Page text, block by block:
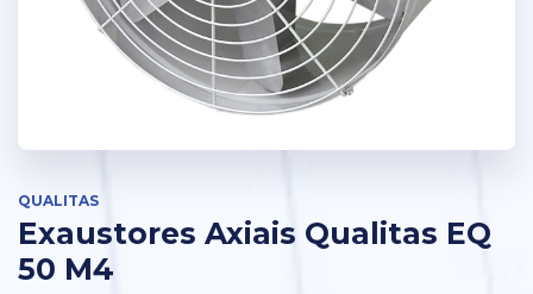
QUALITAS
Exaustores Axiais Qualitas EQ
50 M4